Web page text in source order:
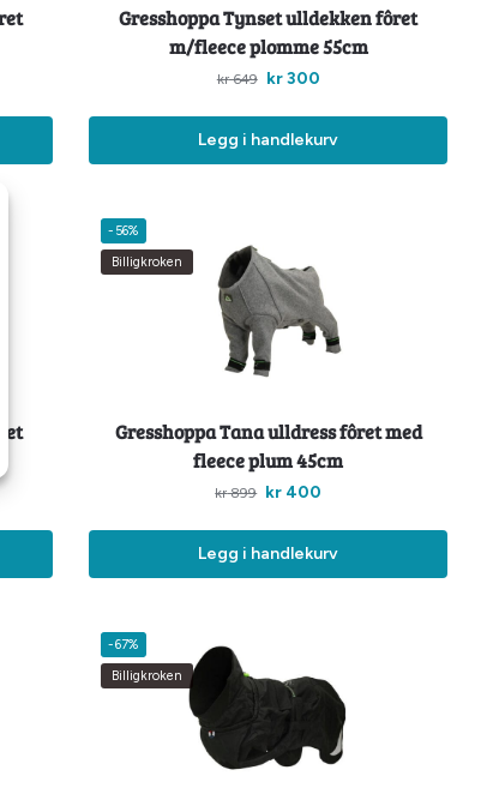
Gresshoppa Tynset ulldekken fôret
m/fleece plomme 55cm
kr649 kr300
Legg i handlekurv
-56%
Billigkroken
Gresshoppa Tana ulldress fôret med
fleece plum 45cm
kr899 kr 400
Legg i handlekurv
-67%
Billigkroken